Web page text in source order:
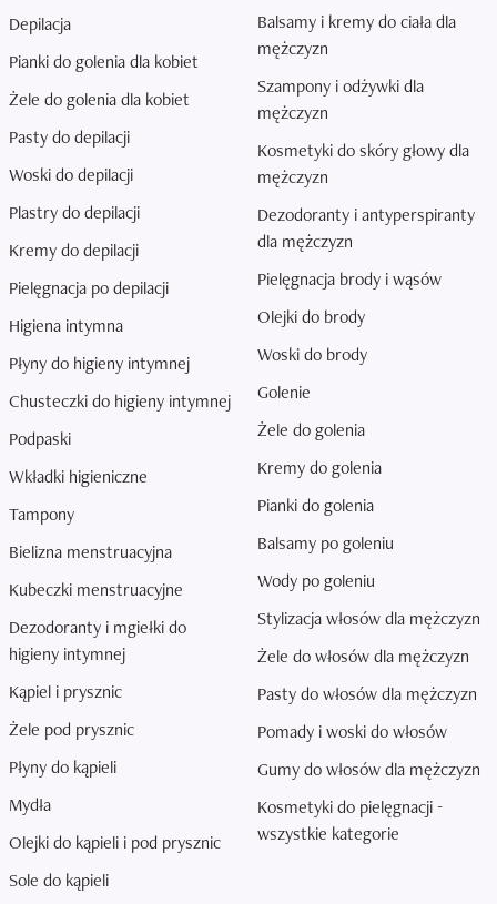
Depilacja
Pianki do golenia dla kobiet
Żele do golenia dla kobiet
Pasty do depilacji
Woski do depilacji
Plastry do depilacji
Kremy do depilacji
Pielęgnacja po depilacji
Higiena intymna
Płyny do higieny intymnej
Chusteczki do higieny intymnej
Podpaski
Wkładki higieniczne
Tampony
Bielizna menstruacyjna
Kubeczki menstruacyjne
Dezodoranty i mgiełki do
higieny intymnej
Kąpiel i prysznic
Żele pod prysznic
Płyny do kąpieli
Mydła
Olejki do kąpieli i pod prysznic
Sole do kąpieli
Balsamy i kremy do ciała dla
mężczyzn
Szampony i odżywki dla
mężczyzn
Kosmetyki do skóry głowy dla
mężczyzn
Dezodoranty i antyperspiranty
dla mężczyzn
Pielęgnacja brody i wąsów
Olejki do brody
Woski do brody
Golenie
Żele do golenia
Kremy do golenia
Pianki do golenia
Balsamy po goleniu
Wody po goleniu
Stylizacja włosów dla mężczyzn
Żele do włosów dla mężczyzn
Pasty do włosów dla mężczyzn
Pomady i woski do włosów
Gumy do włosów dla mężczyzn
Kosmetyki do pielęgnacji -
wszystkie kategorie